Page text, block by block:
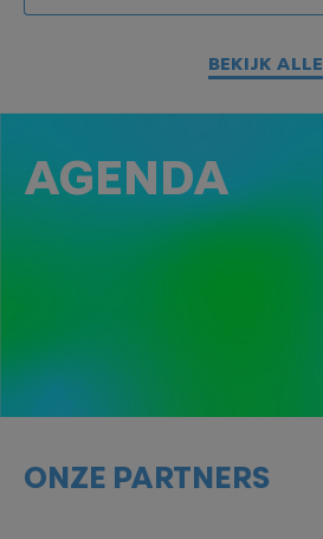
BEKIJK ALLE
AGENDA
ONZE PARTNERS